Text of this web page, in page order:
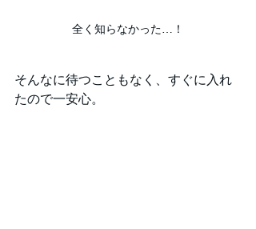
全く知らなかった…！
そんなに待つこともなく、すぐに入れ
たので一安心。